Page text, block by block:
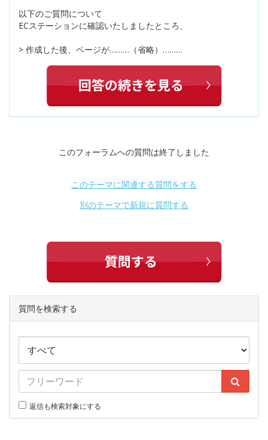
以下のご質問について
ECステーションに確認いたしましたところ、
> 作成した後、ページが………（省略）………
このフォーラムへの質問は終了しました
このテーマに関連する質問をする
別のテーマで新規に質問する
質問を検索する
返信も検索対象にする